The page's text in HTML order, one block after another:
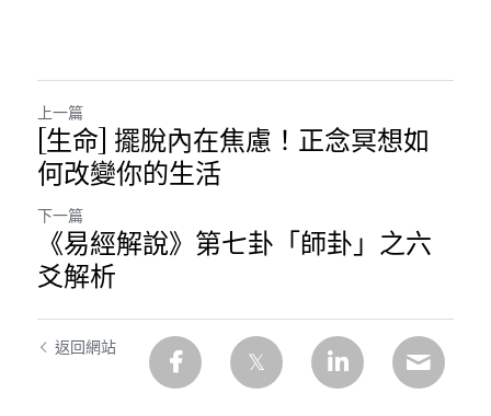
上一篇
[生命] 擺脫內在焦慮！正念冥想如
何改變你的生活
下一篇
《易經解說》第七卦「師卦」之六
爻解析
返回網站